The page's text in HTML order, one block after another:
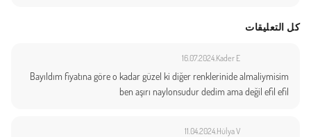
كل التعليقات
Kader E.
16.07.2024
Bayıldım fiyatına göre o kadar güzel ki diğer renklerinide almaliymisim
ben aşırı naylonsudur dedim ama değil efil efil
Hülya V.
11.04.2024